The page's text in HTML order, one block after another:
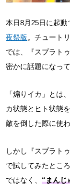
本日8月25日に起
夜祭版。チュート
では、『スプラト
密かに話題になっ
「煽りイカ」とは
カ状態とヒト状態
敵を倒した際に使
しかし『スプラト
で試してみたとこ
ではなく、 “まんじ